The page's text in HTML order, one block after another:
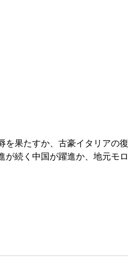
を果たすか、古豪イタリアの復
が続く中国が躍進か、地元モロ